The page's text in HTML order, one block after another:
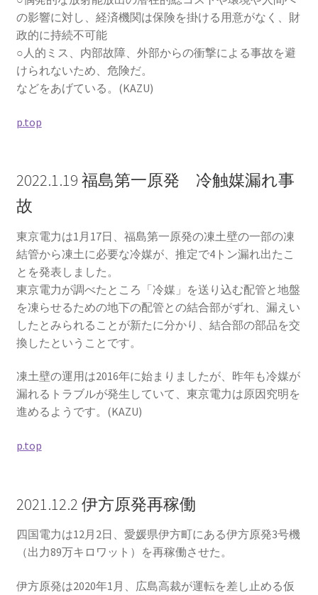
の影響に対し、経済機関は保険を掛ける用意がなく、財
政的に持続不可能
○人的ミス、内部故障、外部からの衝撃による事故を避
けられないため、危険だ。
などをあげている。(KAZU)
p.top
2022.1.19 福島第一原発 冷触媒漏れ事
故
東京電力は1月17日、福島第一原発の凍土壁の一部の凍
結管から凍土に必要な冷媒が、推定で4トン漏れ出たこ
とを発表しました。
東京電力が調べたところ「冷媒」を送り込む配管と地盤
を凍らせるための地下の配管との結合部がずれ、漏えい
したとみられることが新たに分かり、結合部の部品を交
換したということです。
凍土壁の運用は2016年に始まりましたが、昨年も冷媒が
漏れるトラブルが発生していて、東京電力は原因究明を
進めるようです。(KAZU)
p.top
2021.12.2 伊方原発再稼働
四国電力は12月2日、愛媛県伊方町にある伊方原発3号機
（出力89万キロワット）を再稼働させた。
伊方原発は2020年1月、広島高裁が運転を差し止める仮